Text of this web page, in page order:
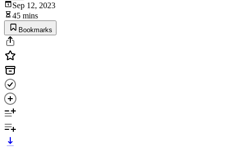
Sep 12, 2023
45 mins
Bookmarks